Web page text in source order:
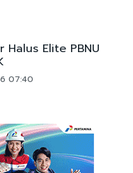
Halus Elite PBNU
07:40